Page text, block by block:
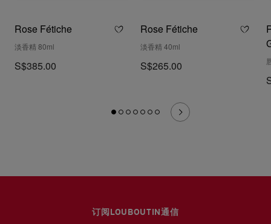
Rose Fétiche
淡香精 80ml
S$385.00
Rose Fétiche
淡香精 40ml
S$265.00
订阅LOUBOUTIN通信